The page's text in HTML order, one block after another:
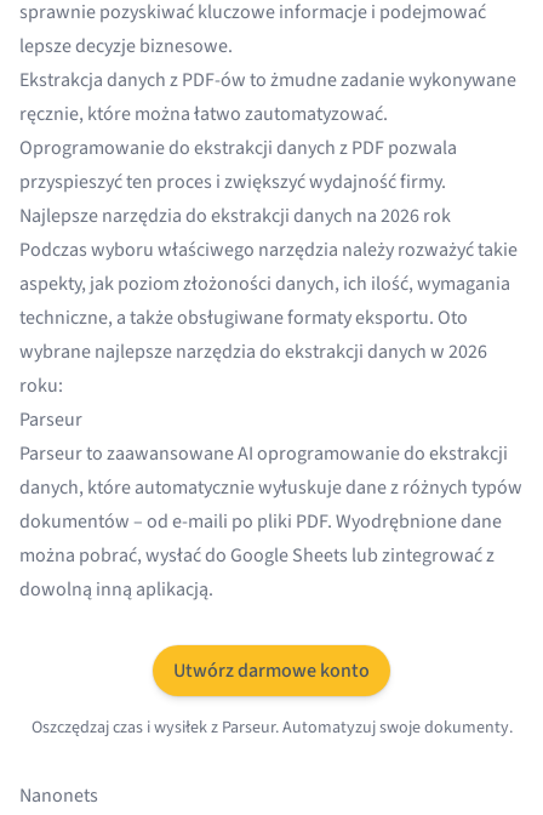
sprawnie pozyskiwać kluczowe informacje i podejmować
lepsze decyzje biznesowe.
Ekstrakcja danych z PDF-ów to żmudne zadanie wykonywane
ręcznie, które można łatwo zautomatyzować.
Oprogramowanie do ekstrakcji danych z PDFpozwala
przyspieszyć ten proces i zwiększyć wydajność firmy.
Najlepsze narzędzia do ekstrakcji danych na 2026 rok
Podczas wyboru właściwego narzędzia należy rozważyć takie
aspekty, jak poziom złożoności danych, ich ilość, wymagania
techniczne, a także obsługiwane formaty eksportu. Oto
wybrane najlepsze narzędzia do ekstrakcji danych w 2026
roku:
Parseur
Parseur to zaawansowane AIoprogramowanie do ekstrakcji
danych, które automatycznie wyłuskuje dane z różnych typów
dokumentów – ode-maili po pliki PDF. Wyodrębnione dane
można pobrać, wysłać do Google Sheets lub zintegrować z
dowolną inną aplikacją.
Utwórz darmowe konto
Oszczędzaj czas i wysiłek z Parseur. Automatyzuj swoje dokumenty.
Nanonets